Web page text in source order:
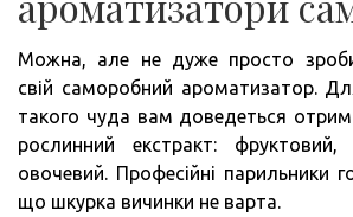
Можна, але не дуже просто
свій саморобний ароматизатор.
такого чуда вам доведеться
рослинний екстракт: фруктовий,
овочевий. Професійні парильники
що шкурка вичинки не варта.